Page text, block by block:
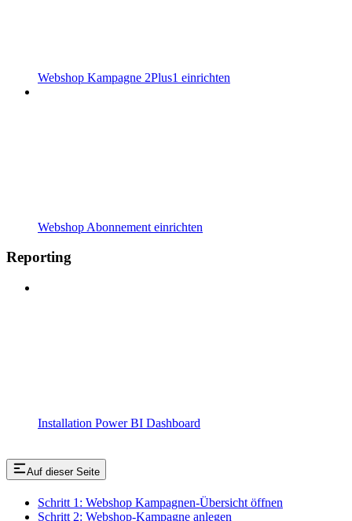
Webshop Kampagne 2Plus1 einrichten
Webshop Abonnement einrichten
Reporting
Installation Power BI Dashboard
Auf dieser Seite
Schritt 1: Webshop Kampagnen-Übersicht öffnen
Schritt 2: Webshop-Kampagne anlegen